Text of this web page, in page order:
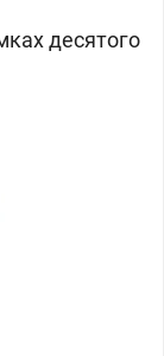
десятого